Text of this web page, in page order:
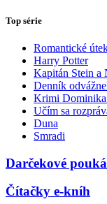
Top série
Romantické
Harry Potter
Kapitán Stein a
Denník
Krimi Dominika
Učím sa
Duna
Smradi
Darčekové
Čítačky e-kníh